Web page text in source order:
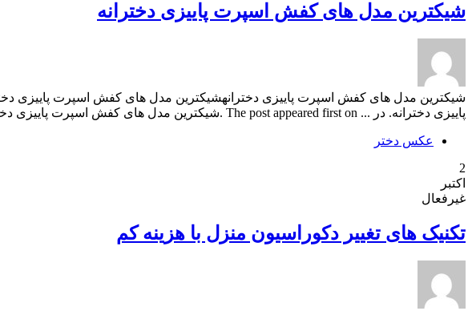
شیکترین مدل های کفش اسپرت پاییزی دخترانه
شیکترین مدل های کفش اسپرت پاییزی دخترانهشیکترین مدل های کفش اسپرت
پاییزی دخترانه. در ... The post appeared first on .شیکترین مدل های کفش اسپرت پاییزی دخترانه
عکس دختر
2
اکتبر
غیرفعال
تکنیک های تغییر دکوراسیون منزل با هزینه کم